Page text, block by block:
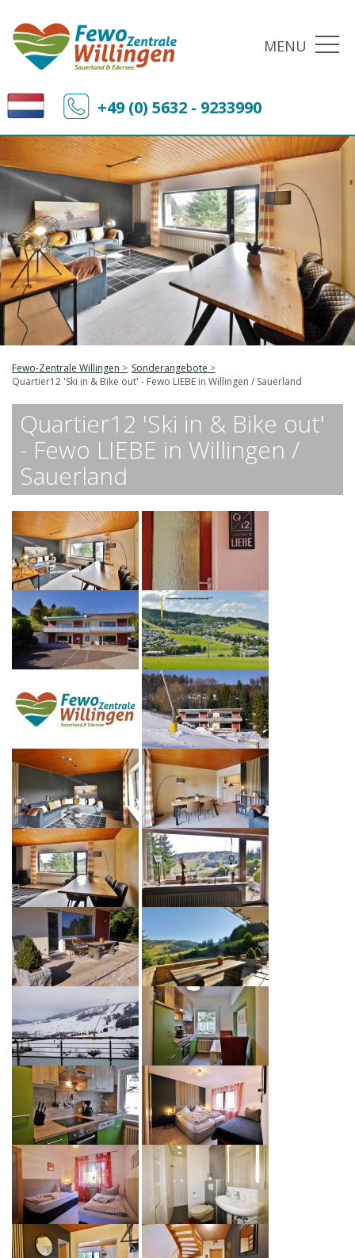
MENU
+49 (0) 5632 - 9233990
Fewo-Zentrale Willingen
Sonderangebote
Quartier12 'Ski in & Bike out' - Fewo LIEBE in Willingen / Sauerland
Quartier12 'Ski in & Bike out'
- Fewo LIEBE in Willingen /
Sauerland